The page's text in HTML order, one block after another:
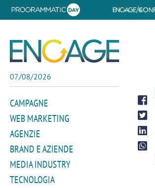
07/08/2026
CAMPAGNE
WEB MARKETING
AGENZIE
BRAND E AZIENDE
MEDIA INDUSTRY
TECNOLOGIA